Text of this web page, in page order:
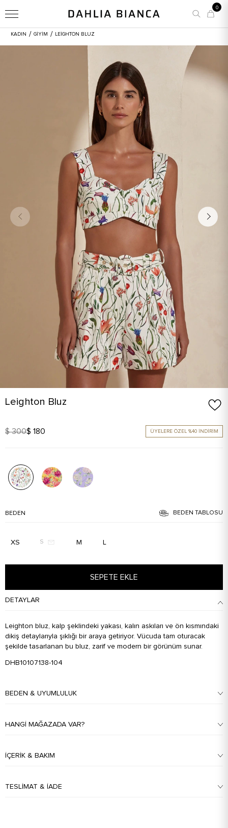
0
KADIN / GİYİM / LEIGHTON BLUZ
Leighton Bluz
$ 300$ 180 ÜYELERE ÖZEL %40 İNDİRİM
BEDEN BEDEN TABLOSU
XS S M L
SEPETE EKLE
DETAYLAR
Leighton bluz, kalp şeklindeki yakası, kalın askıları ve ön kısmındaki
dikiş detaylarıyla şıklığı bir araya getiriyor. Vücuda tam oturacak
şekilde tasarlanan bu bluz, zarif ve modern bir görünüm sunar.
DHB10107138-104
BEDEN & UYUMLULUK
HANGI MAĞAZADA VAR?
İÇERIK & BAKIM
TESLIMAT & İADE